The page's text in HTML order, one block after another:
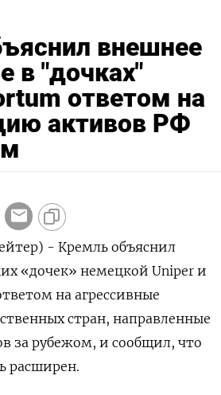
внешнее
в "дочках"
ответом на
активов РФ
- Кремль объяснил
«дочек» немецкой Uniper и
на агрессивные
стран, направленные
за рубежом, и сообщил, что
расширен.